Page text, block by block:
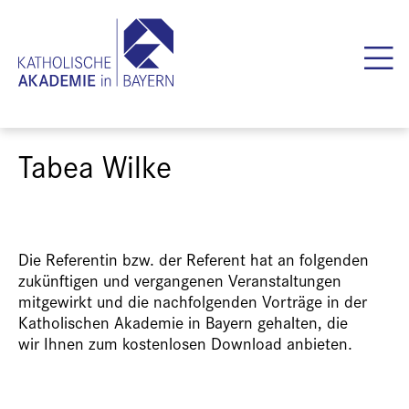
Tabea Wilke
Die Referentin bzw. der Referent hat an folgenden
zukünftigen und vergangenen Veranstaltungen
mitgewirkt und die nachfolgenden Vorträge in der
Katholischen Akademie in Bayern gehalten, die
wir Ihnen zum kostenlosen Download anbieten.